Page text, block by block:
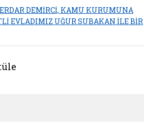
DEMİRCİ, KAMU KURUMUNA
EVLADIMIZ UĞUR SUBAKAN İLE BİR